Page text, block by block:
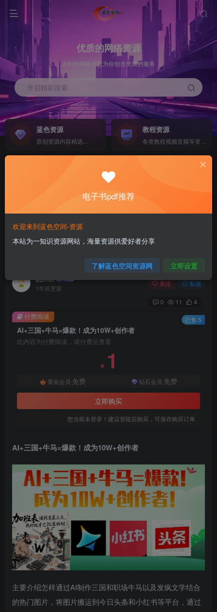
优质的网络资源
及时的网络信息为你创造优良的服务
开启精彩搜索
蓝色资源
原创资源内容精选...
教程资源
计算机 移动设备 软件下载....
电子书籍下载...
首页 AI技术 正文
AI+三国+牛马=爆款！成为10W+创作者
admin
1年前更新
关注 私信
0 11 4
AI+三国+牛马=爆款！成为10W+创作者
此内容为付费阅读，请付费后查看
￥ 1
黄金会员 免费 钻石会员 免费
立即购买
您当前未登录！建议登陆后购买，可保存购买订单
付费阅读 已售 5
AI+三国+牛马=爆款！成为10W+创作者
主要介绍怎样通过AI制作三国和职场牛马以及发疯文学结合
的热门图片，将图片搬运到今日头条和小红书等平台，通过
电子书pdf推荐
欢迎来到蓝色空间-资源
本站为一知识资源网站，海量资源供爱好者分享
了解蓝色空间资源网 立即设置